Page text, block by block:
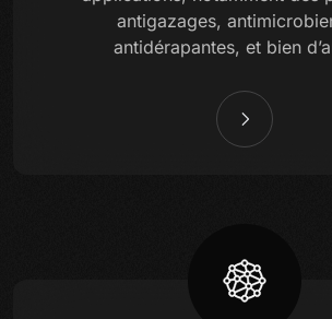
antigazages,
antidérapantes, et bien